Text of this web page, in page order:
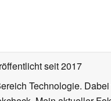
seit 2017
Technologie.